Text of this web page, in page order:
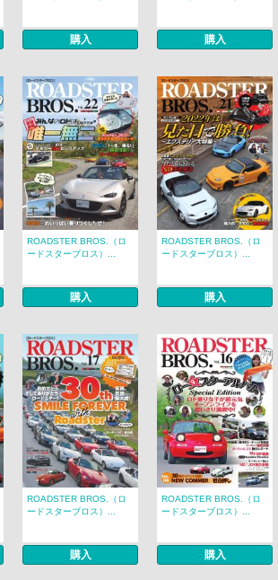
購入 購入
ROADSTER BROS.（ロ
ードスターブロス）...
購入
ROADSTER BROS.（ロ
ードスターブロス）...
購入
ROADSTER BROS.（ロ
ードスターブロス）...
購入
ROADSTER BROS.（ロ
ードスターブロス）...
購入